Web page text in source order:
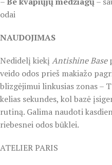
odai
NAUDOJIMAS
Nedidelį kiekį Antishine Base
veido odos prieš makiažo
blizgėjimui linkusias zonas –
kelias sekundes, kol bazė
rutiną. Galima naudoti
riebesnei odos būklei.
ATELIER PARIS